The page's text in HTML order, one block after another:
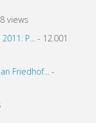
views
P...- 12.001
Friedhof...-